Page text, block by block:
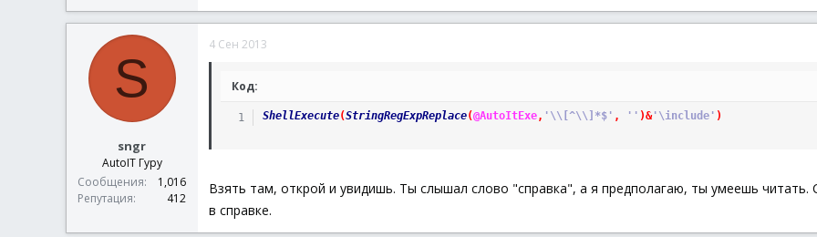
S
sngr
AutoIT Гуру
Сообщения
1,016
Репутация
412
4 Сен 2013
Код:
ShellExecute(StringRegExpReplace(@AutoItExe, '\\[^\\]*$' , '' )&'\include' )
Взять там, открой и увидишь. Ты слышал слово "справка", а я предполагаю, ты умеешь читать.
в справке.